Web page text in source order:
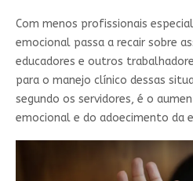
Com menos profissionais
emocional passa a recair sobre
educadores e outros
para o manejo clínico dessas
segundo os servidores, é o
emocional e do adoecimento da